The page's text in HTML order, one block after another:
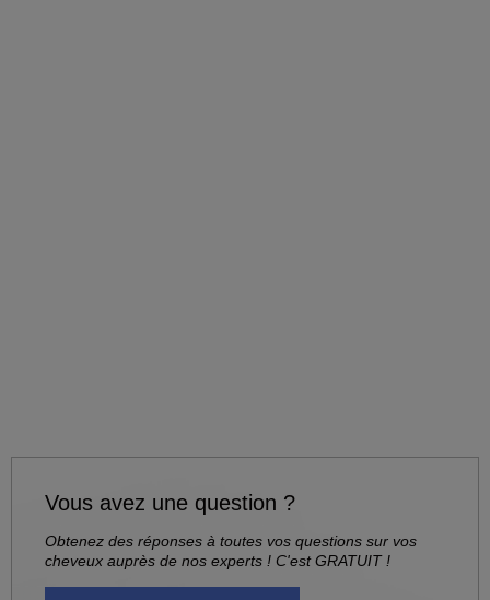
Vous avez une question ?
Obtenez des réponses à toutes vos questions sur vos
cheveux auprès de nos experts ! C'est GRATUIT !